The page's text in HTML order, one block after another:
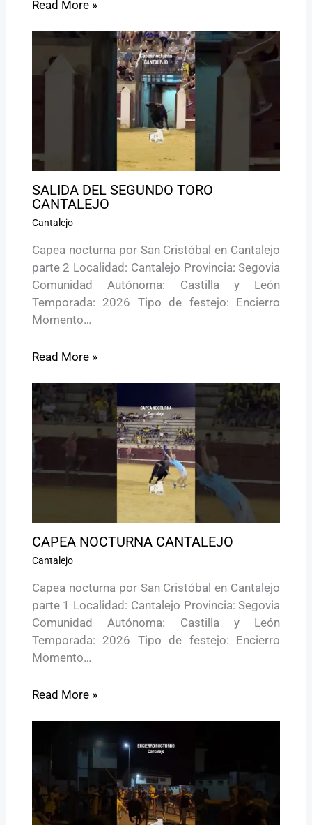
Read More »
SALIDA DEL SEGUNDO TORO
CANTALEJO
Cantalejo
Capea nocturna por San Cristóbal en Cantalejo
parte 2 Localidad: Cantalejo Provincia: Segovia
Comunidad Autónoma: Castilla y León
Temporada: 2026 Tipo de festejo: Encierro
Momento…
Read More »
CAPEA NOCTURNA CANTALEJO
Cantalejo
Capea nocturna por San Cristóbal en Cantalejo
parte 1 Localidad: Cantalejo Provincia: Segovia
Comunidad Autónoma: Castilla y León
Temporada: 2026 Tipo de festejo: Encierro
Momento…
Read More »